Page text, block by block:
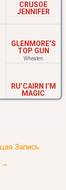
CRUSOE
JENNIFER
GLENMORE’S
TOP GUN
Wheaten
RU’CAIRN I’M
MAGIC
Запись
→